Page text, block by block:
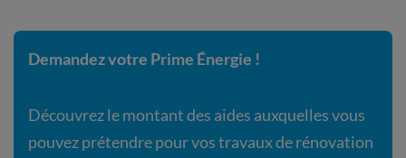
Demandez votre Prime Énergie !
Découvrez le montant des aides auxquelles vous
pouvez prétendre pour vos travaux de rénovation